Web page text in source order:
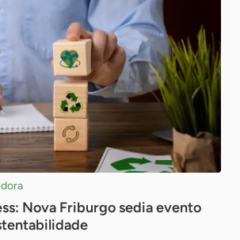
Nova Friburgo sedia evento